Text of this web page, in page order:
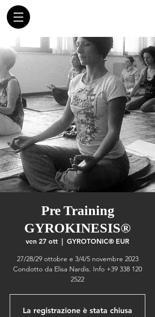
Pre Training
GYROKINESIS®
ven 27 ott
  |
GYROTONIC® EUR
27/28/29 ottobre e 3/4/5 novembre 2023
Condotto da Elisa Nardis. Info +39 338 120
2522
La registrazione è stata chiusa